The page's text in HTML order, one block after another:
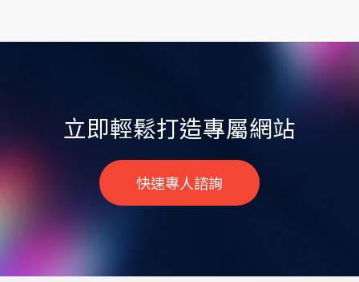
立即輕鬆打造專屬網站
快速專人諮詢